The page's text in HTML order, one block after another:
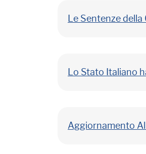
Le Sentenze
Lo Stato Italiano
Aggiornamento